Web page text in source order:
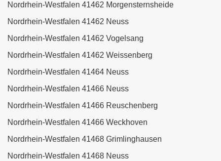
Nordrhein-Westfalen 41462 Morgensternsheide
Nordrhein-Westfalen 41462 Neuss
Nordrhein-Westfalen 41462 Vogelsang
Nordrhein-Westfalen 41462 Weissenberg
Nordrhein-Westfalen 41464 Neuss
Nordrhein-Westfalen 41466 Neuss
Nordrhein-Westfalen 41466 Reuschenberg
Nordrhein-Westfalen 41466 Weckhoven
Nordrhein-Westfalen 41468 Grimlinghausen
Nordrhein-Westfalen 41468 Neuss